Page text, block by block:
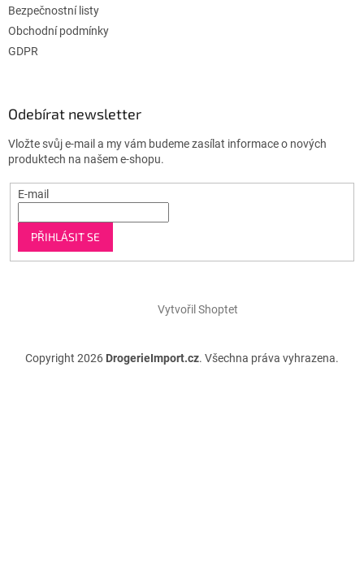
Bezpečnostní listy
Obchodní podmínky
GDPR
Odebírat newsletter
Vložte svůj e-mail a my vám budeme zasílat informace o nových
produktech na našem e-shopu.
E-mail
PŘIHLÁSIT SE
Vytvořil Shoptet
Copyright 2026 DrogerieImport.cz. Všechna práva vyhrazena.